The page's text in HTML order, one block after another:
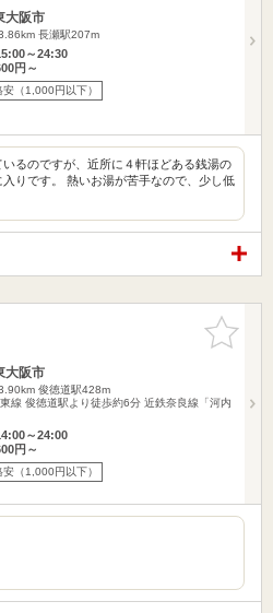
大阪市
長瀬駅207m
～24:30
円～
安（1,000円以下）
るのですが、近所に４軒ほどある銭湯の
りです。 熱いお湯が苦手なので、少し低
お気に入
りに追加
大阪市
俊徳道駅428m
線 俊徳道駅より徒歩約6分 近鉄奈良線「河内
～24:00
円～
安（1,000円以下）